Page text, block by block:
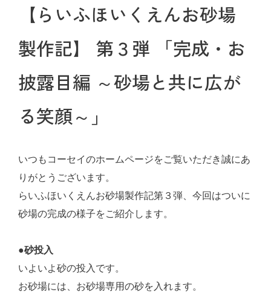
【らいふほいくえんお砂場
製作記】 第３弾 「完成・お
披露目編 ～砂場と共に広が
る笑顔～」
いつもコーセイのホームページをご覧いただき誠にあ
りがとうございます。
らいふほいくえんお砂場製作記第３弾、今回はついに
砂場の完成の様子をご紹介します。
●砂投入
いよいよ砂の投入です。
お砂場には、お砂場専用の砂を入れます。